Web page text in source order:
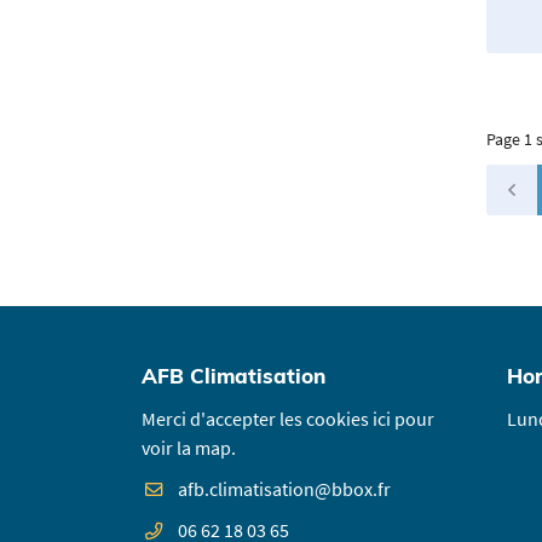
Page 1
AFB Climatisation
Merci d'accepter les cookies ici pour
voir la map.
06 62 18 03 65